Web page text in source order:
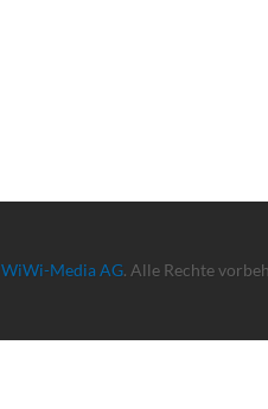
WiWi-Media AG. Alle Rechte